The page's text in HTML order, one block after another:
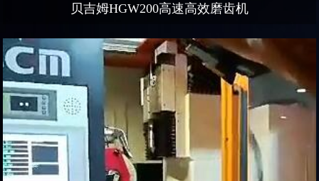
贝吉姆HGW200高速高效磨齿机